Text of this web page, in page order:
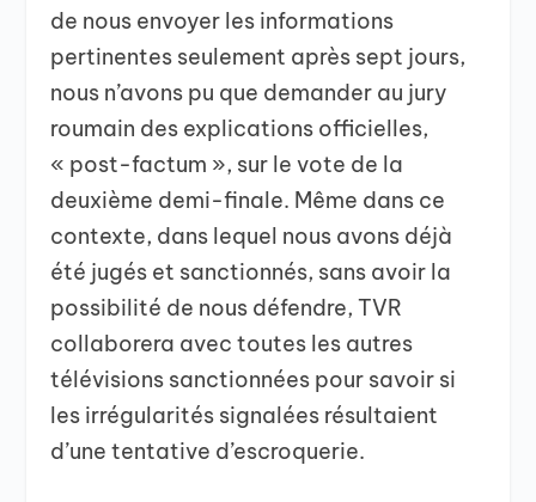
de nous envoyer les informations
pertinentes seulement après sept jours,
nous n’avons pu que demander au jury
roumain des explications officielles,
« post-factum », sur le vote de la
deuxième demi-finale. Même dans ce
contexte, dans lequel nous avons déjà
été jugés et sanctionnés, sans avoir la
possibilité de nous défendre, TVR
collaborera avec toutes les autres
télévisions sanctionnées pour savoir si
les irrégularités signalées résultaient
d’une tentative d’escroquerie.